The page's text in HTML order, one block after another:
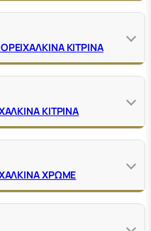
ΚΙΤΡΙΝΑ
ΚΙΤΡΙΝΑ
ΧΡΩΜΕ